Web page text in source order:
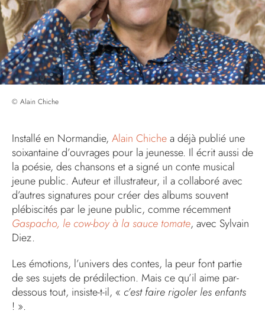
© Alain Chiche
Installé en Normandie, Alain Chichea déjà publié une
soixantaine d’ouvrages pour la jeunesse. Il écrit aussi de
la poésie, des chansons et a signé un conte musical
jeune public. Auteur et illustrateur, il a collaboré avec
d’autres signatures pour créer des albums souvent
plébiscités par le jeune public, comme récemment
Gaspacho, le cow-boy à la sauce tomate, avec Sylvain
Diez.
Les émotions, l’univers des contes, la peur font partie
de ses sujets de prédilection. Mais ce qu’il aime par-
dessous tout, insiste-t-il, « c’est faire rigoler les enfants
! ».